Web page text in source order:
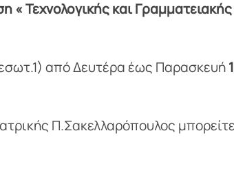
« Τεχνολογικής και Γραμματειακής
από Δευτέρα έως Παρασκευή
Π.Σακελλαρόπουλος